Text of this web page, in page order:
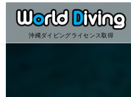
沖縄ダイビングライセンス取得